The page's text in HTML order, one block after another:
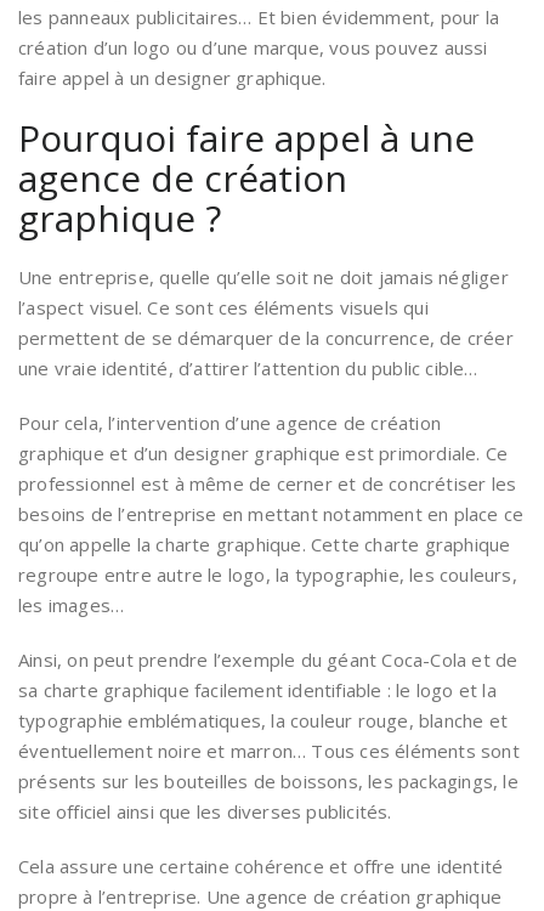
les panneaux publicitaires… Et bien évidemment, pour la
création d’un logo ou d’une marque, vous pouvez aussi
faire appel à un designer graphique.
Pourquoi faire appel à une
agence de création
graphique ?
Une entreprise, quelle qu’elle soit ne doit jamais négliger
l’aspect visuel. Ce sont ces éléments visuels qui
permettent de se démarquer de la concurrence, de créer
une vraie identité, d’attirer l’attention du public cible…
Pour cela, l’intervention d’une agence de création
graphique et d’un designer graphique est primordiale. Ce
professionnel est à même de cerner et de concrétiser les
besoins de l’entreprise en mettant notamment en place ce
qu’on appelle la charte graphique. Cette charte graphique
regroupe entre autre le logo, la typographie, les couleurs,
les images…
Ainsi, on peut prendre l’exemple du géant Coca-Cola et de
sa charte graphique facilement identifiable : le logo et la
typographie emblématiques, la couleur rouge, blanche et
éventuellement noire et marron… Tous ces éléments sont
présents sur les bouteilles de boissons, les packagings, le
site officiel ainsi que les diverses publicités.
Cela assure une certaine cohérence et offre une identité
propre à l’entreprise. Une agence de création graphique